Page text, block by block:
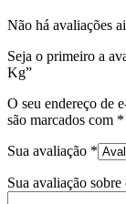
Não há avaliações
Seja o primeiro a
Kg”
O seu endereço de
são marcados com *
Sua avaliação *
Sua avaliação